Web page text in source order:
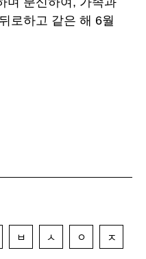
로하고 같은 해 6월
ㅂ ㅅ ㅇ ㅈ